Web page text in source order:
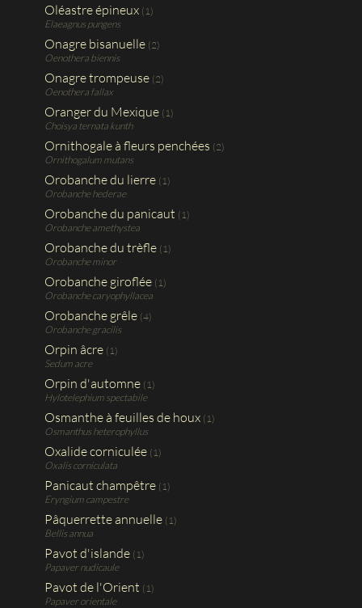
Oléastre épineux (1)
Elaeagnus pungens
Onagre bisanuelle (2)
Oenothera biennis
Onagre trompeuse (2)
Oenothera fallax
Oranger du Mexique (1)
Choisya ternata kunth
Ornithogale à fleurs penchées (2)
Ornithogalum mutans
Orobanche du lierre (1)
Orobanche hederae
Orobanche du panicaut (1)
Orobanche amethystea
Orobanche du trèfle (1)
Orobanche minor
Orobanche giroflée (1)
Orobanche caryophyllacea
Orobanche grêle (4)
Orobanche gracilis
Orpin âcre (1)
Sedum acre
Orpin d'automne (1)
Hylotelephium spectabile
Osmanthe à feuilles de houx (1)
Osmanthus heterophyllus
Oxalide corniculée (1)
Oxalis corniculata
Panicaut champêtre (1)
Eryngium campestre
Pâquerrette annuelle (1)
Bellis annua
Pavot d'islande (1)
Papaver nudicaule
Pavot de l'Orient (1)
Papaver orientale